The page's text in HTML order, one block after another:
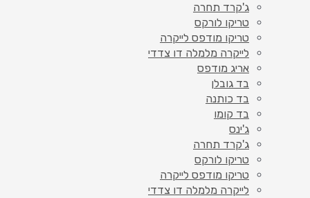
ג'קרד תחרה
טריקו לורקס
טריקו מודפס לייקרה
לייקרה מלמלה דו צדדי
אריג מודפס
בד גובלן
בד כותנה
בד קומו
ג'ינס
ג'קרד תחרה
טריקו לורקס
טריקו מודפס לייקרה
לייקרה מלמלה דו צדדי